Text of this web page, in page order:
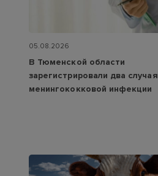
05.08.2026
В Тюменской области
зарегистрировали два случая
менингококковой инфекции